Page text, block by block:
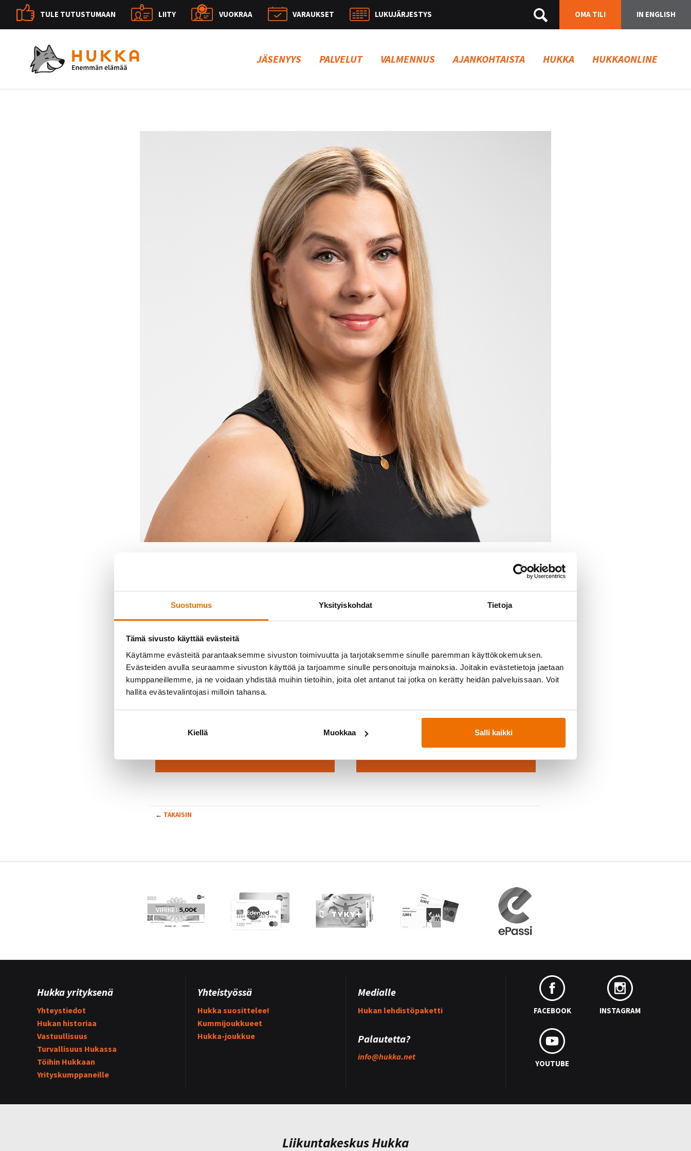
Suostumus Yksityiskohdat Tietoja
Tämä sivusto käyttää evästeitä
Käytämme evästeitä parantaaksemme sivuston toimivuutta ja tarjotaksemme sinulle paremman käyttökokemuksen.
Evästeiden avulla seuraamme sivuston käyttöä ja tarjoamme sinulle personoituja mainoksia. Joitakin evästetietoja jaetaan
kumppaneillemme, ja ne voidaan yhdistää muihin tietoihin, joita olet antanut tai jotka on kerätty heidän palveluissaan. Voit
hallita evästevalintojasi milloin tahansa.
Kiellä Muokkaa Salli kaikki
TULE TUTUSTUMAAN LIITY VUOKRAA VARAUKSET LUKUJÄRJESTYS OMA TILI IN ENGLISH
JÄSENYYS PALVELUT VALMENNUS AJANKOHTAISTA HUKKA HUKKAONLINE
Ryhmäliikuntaohjaaja
Kiinnostuitko? Haluatko mukaan?
← TAKAISIN
Hukka yrityksenä
Yhteystiedot
Hukan historiaa
Vastuullisuus
Turvallisuus Hukassa
Töihin Hukkaan
Yrityskumppaneille
Yhteistyössä
Hukka suosittelee!
Kummijoukkueet
Hukka-joukkue
Medialle
Hukan lehdistöpaketti
Palautetta?
info@hukka.net
FACEBOOK INSTAGRAM
YOUTUBE
Liikuntakeskus Hukka